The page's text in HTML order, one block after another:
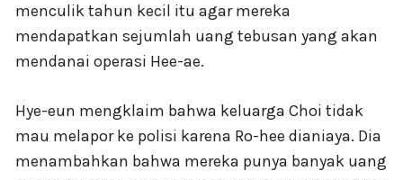
menculik tahun kecil itu agar mereka
mendapatkan sejumlah uang tebusan yang akan
mendanai operasi Hee-ae.
Hye-eun mengklaim bahwa keluarga Choi tidak
mau melapor ke polisi karena Ro-hee dianiaya. Dia
menambahkan bahwa mereka punya banyak uang